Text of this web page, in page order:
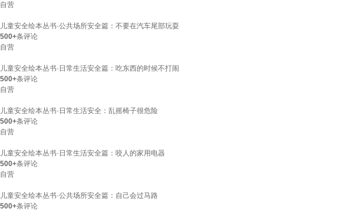
自营
儿童安全绘本丛书·公共场所安全篇：不要在汽车尾部玩耍
500+条评论
自营
儿童安全绘本丛书·日常生活安全篇：吃东西的时候不打闹
500+条评论
自营
儿童安全绘本丛书·日常生活安全：乱摇椅子很危险
500+条评论
自营
儿童安全绘本丛书·日常生活安全篇：咬人的家用电器
500+条评论
自营
儿童安全绘本丛书·公共场所安全篇：自己会过马路
500+条评论